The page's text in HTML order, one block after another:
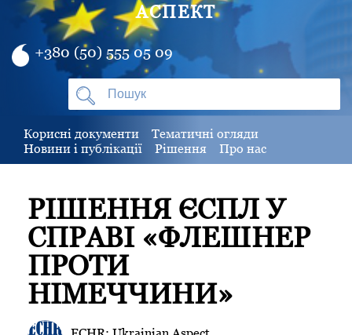
АСПЕКТ
+380 (50) 555 05 09
Корисні документи
Тематичні огляди
Новини і публікації
Рішення Про нас
РІШЕННЯ ЄСПЛ У
СПРАВІ «ФЛЕШНЕР
ПРОТИ
НІМЕЧЧИНИ»